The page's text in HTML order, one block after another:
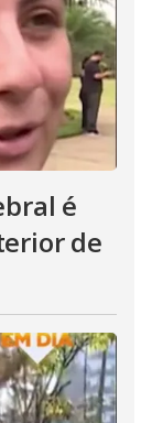
é
de